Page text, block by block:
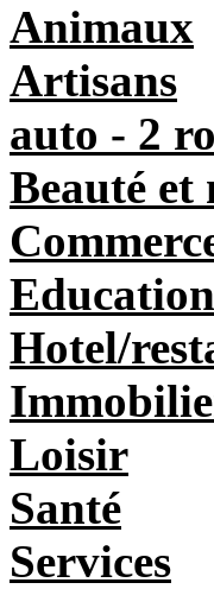
Animaux
Artisans
auto - 2
Beauté et
Education
Hotel/
Loisir
Santé
Services